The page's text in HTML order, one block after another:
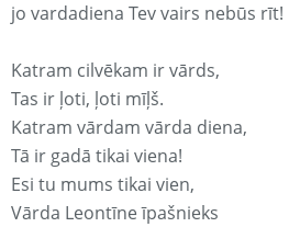
jo vardadiena Tev vairs nebūs rīt!
Katram cilvēkam ir vārds,
Tas ir ļoti, ļoti mīļš.
Katram vārdam vārda diena,
Tā ir gadā tikai viena!
Esi tu mums tikai vien,
Vārda Leontīne īpašnieks